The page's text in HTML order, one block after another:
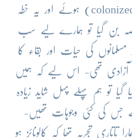
وقت مسلمان کالونائزڈ (colonized) ہوئے اور یہ خطہ
حصہ بن گیا تو ہمارے لیے سب
مسلمانوں کی حیات اور بقاء کا
آزادی تھی- اس لیے کہ ہمیں
گیا تو ہم پہلے پہل شاید زیادہ
جس کی کئی وجوہات تھیں-
تجربہ تھا کہ کالونائز ہو